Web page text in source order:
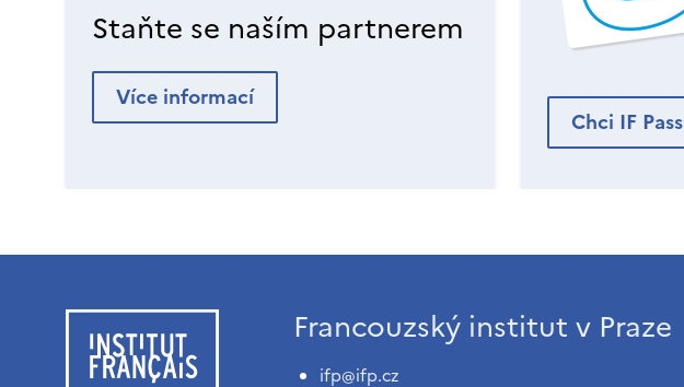
Staňte se naším partnerem
Více informací
Chci IF Pass
Francouzský institut v Praze
ifp@ifp.cz